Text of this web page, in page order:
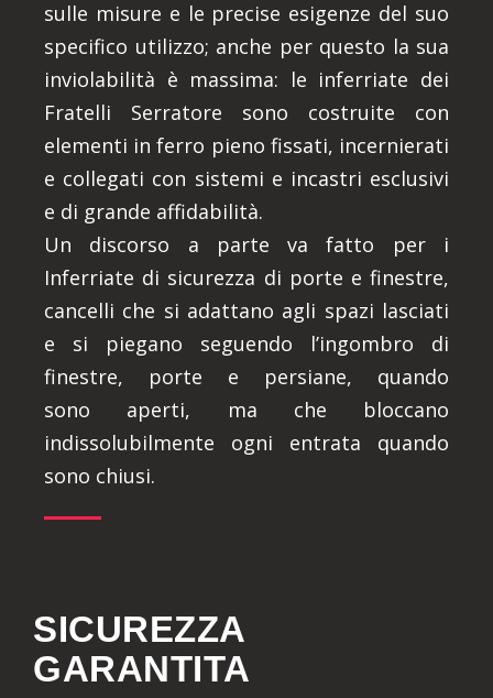
sulle misure e le precise esigenze del suo
specifico utilizzo; anche per questo la sua
inviolabilità è massima: le inferriate dei
Fratelli Serratore sono costruite con
elementi in ferro pieno fissati, incernierati
e collegati con sistemi e incastri esclusivi
e di grande affidabilità.
Un discorso a parte va fatto per i
Inferriate di sicurezza di porte e finestre,
cancelli che si adattano agli spazi lasciati
e si piegano seguendo l’ingombro di
finestre, porte e persiane, quando
sono aperti, ma che bloccano
indissolubilmente ogni entrata quando
sono chiusi.
SICUREZZA
GARANTITA